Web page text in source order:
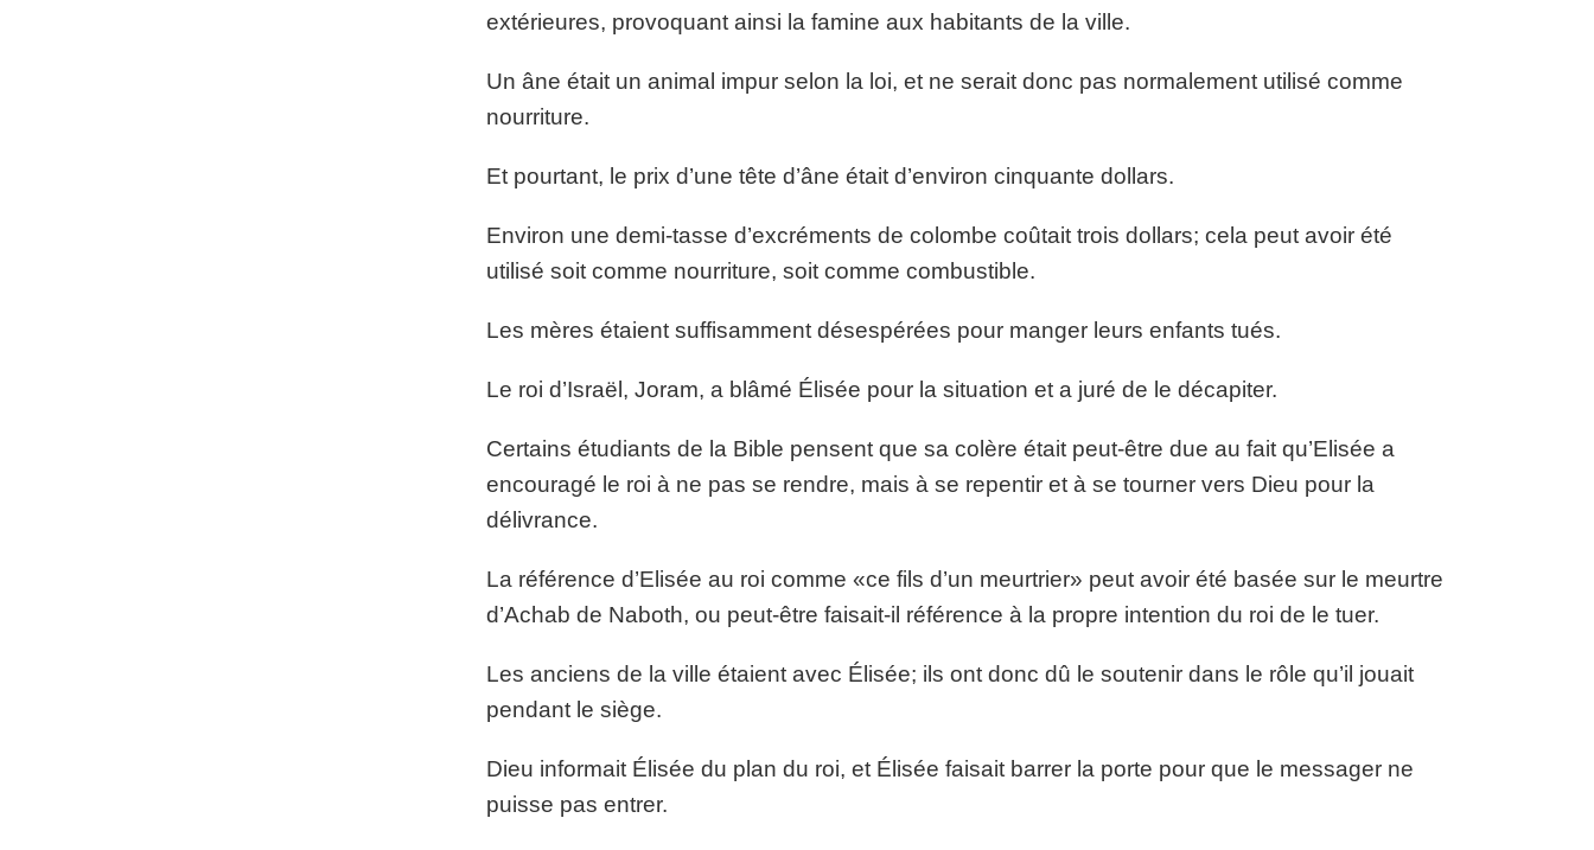
extérieures, provoquant ainsi la famine aux habitants de la ville.
Un âne était un animal impur selon la loi, et ne serait donc pas normalement utilisé comme
nourriture.
Et pourtant, le prix d’une tête d’âne était d’environ cinquante dollars.
Environ une demi-tasse d’excréments de colombe coûtait trois dollars; cela peut avoir été
utilisé soit comme nourriture, soit comme combustible.
Les mères étaient suffisamment désespérées pour manger leurs enfants tués.
Le roi d’Israël, Joram, a blâmé Élisée pour la situation et a juré de le décapiter.
Certains étudiants de la Bible pensent que sa colère était peut-être due au fait qu’Elisée a
encouragé le roi à ne pas se rendre, mais à se repentir et à se tourner vers Dieu pour la
délivrance.
La référence d’Elisée au roi comme «ce fils d’un meurtrier» peut avoir été basée sur le meurtre
d’Achab de Naboth, ou peut-être faisait-il référence à la propre intention du roi de le tuer.
Les anciens de la ville étaient avec Élisée; ils ont donc dû le soutenir dans le rôle qu’il jouait
pendant le siège.
Dieu informait Élisée du plan du roi, et Élisée faisait barrer la porte pour que le messager ne
puisse pas entrer.